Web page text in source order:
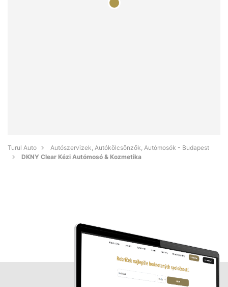
Turul Auto
Autószervizek, Autókölcsönzők, Autómosók - Budapest
DKNY Clear Kézi Autómosó & Kozmetika